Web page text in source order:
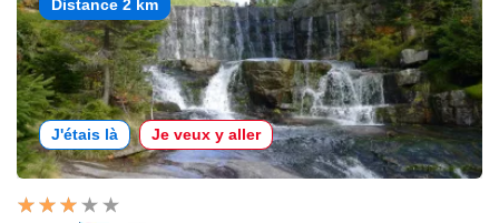
Distance 2 km
J'étais là Je veux y aller